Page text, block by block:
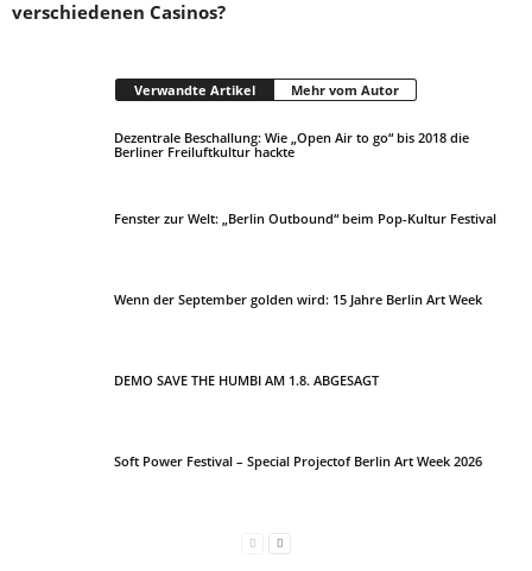
verschiedenen Casinos?
Verwandte Artikel Mehr vom Autor
Dezentrale Beschallung: Wie „Open Air to go“ bis 2018 die
Berliner Freiluftkultur hackte
Fenster zur Welt: „Berlin Outbound“ beim Pop-Kultur Festival
Wenn der September golden wird: 15 Jahre Berlin Art Week
DEMO SAVE THE HUMBI AM 1.8. ABGESAGT
Soft Power Festival – Special Projectof Berlin Art Week 2026